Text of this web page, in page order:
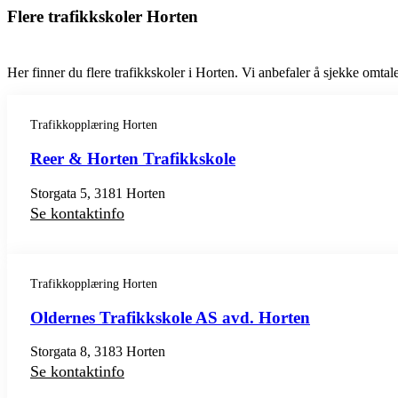
Flere trafikkskoler Horten
Her finner du flere trafikkskoler i Horten. Vi anbefaler å sjekke
Trafikkopplæring Horten
Reer & Horten Trafikkskole
Storgata 5, 3181 Horten
Se kontaktinfo
Trafikkopplæring Horten
Oldernes Trafikkskole AS avd. Horten
Storgata 8, 3183 Horten
Se kontaktinfo